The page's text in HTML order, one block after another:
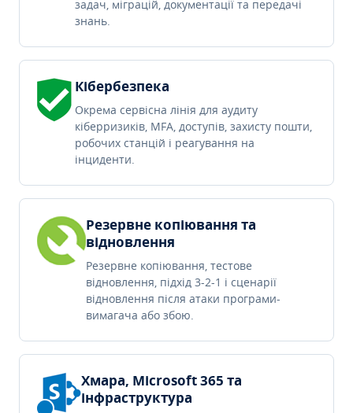
задач, міграцій, документації та передачі
знань.
Кібербезпека
Окрема сервісна лінія для аудиту
кіберризиків, MFA, доступів, захисту пошти,
робочих станцій і реагування на
інциденти.
Резервне копіювання та
відновлення
Резервне копіювання, тестове
відновлення, підхід 3-2-1 і сценарії
відновлення після атаки програми-
вимагача або збою.
Хмара, Microsoft 365 та
інфраструктура